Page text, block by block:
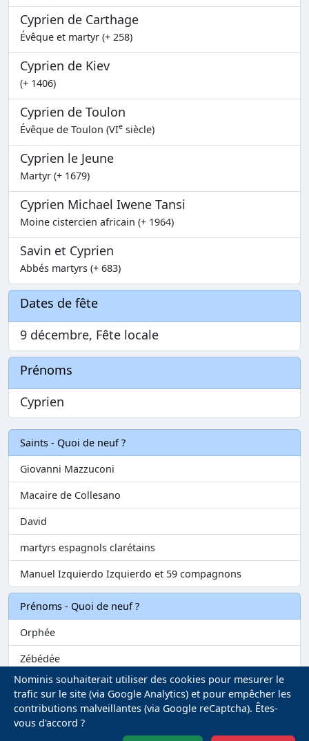
Cyprien de Carthage
Évêque et martyr (+ 258)
Cyprien de Kiev
(+ 1406)
Cyprien de Toulon
Évêque de Toulon (VIe siècle)
Cyprien le Jeune
Martyr (+ 1679)
Cyprien Michael Iwene Tansi
Moine cistercien africain (+ 1964)
Savin et Cyprien
Abbés martyrs (+ 683)
Dates de fête
9 décembre, Fête locale
Prénoms
Cyprien
Saints - Quoi de neuf ?
Giovanni Mazzuconi
Macaire de Collesano
David
martyrs espagnols clarétains
Manuel Izquierdo Izquierdo et 59 compagnons
Prénoms - Quoi de neuf ?
Orphée
Zébédée
Melvil
Matilin
Nominis souhaiterait utiliser des cookies pour mesurer le
trafic sur le site (via Google Analytics) et pour empêcher les
contributions malveillantes (via Google reCaptcha). Êtes-
vous d'accord ?